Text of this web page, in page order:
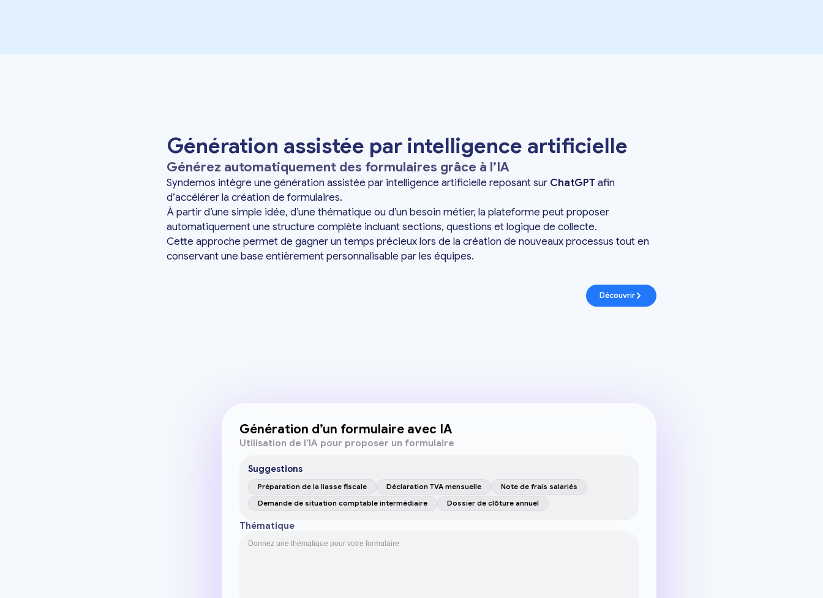
Génération assistée par intelligence artificielle
Générez automatiquement des formulaires grâce à l’IA
Syndemos intègre une génération assistée par intelligence artificielle reposant sur ChatGPTafin
d’accélérer la création de formulaires.
À partir d’une simple idée, d’une thématique ou d’un besoin métier, la plateforme peut proposer
automatiquement une structure complète incluant sections, questions et logique de collecte.
Cette approche permet de gagner un temps précieux lors de la création de nouveaux processus tout en
conservant une base entièrement personnalisable par les équipes.
Découvrir
Génération d’un formulaire avec IA
Utilisation de l’IA pour proposer un formulaire
Suggestions
Préparation de la liasse fiscale Déclaration TVA mensuelle
Note de frais salariés
Demande de situation comptable intermédiaire
Dossier de clôture annuel
Thématique